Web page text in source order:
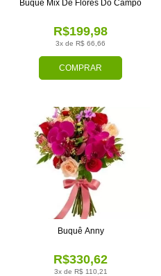
COMPRAR
3x de R$ 66,66
R$199,98
Buquê Mix De Flores Do Campo
3x de R$ 110,21
R$330,62
Buquê Anny